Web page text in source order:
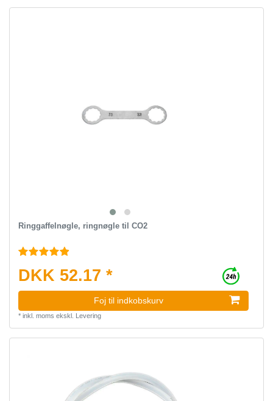
Ringgaffelnøgle, ringnøgle til CO2
DKK 52.17 *
Foj til indkobskurv
* inkl. moms ekskl. Levering